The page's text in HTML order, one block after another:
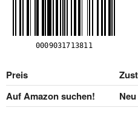
Preis
Auf Amazon suchen!
Neu